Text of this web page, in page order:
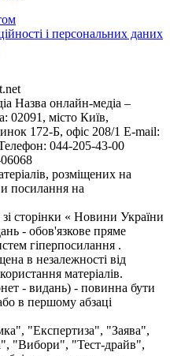
і персональних даних
Назва онлайн-медіа –
02091, місто Київ,
172-Б, офіс 208/1 E-mail:
044-205-43-00
розміщених на
посилання на
сторінки « Новини України
- обов'язкове пряме
гіперпосилання .
в незалежності від
матеріалів.
- видань) - повинна бути
в першому абзаці
"Експертиза", "Заява",
"Вибори", "Тест-драйв",